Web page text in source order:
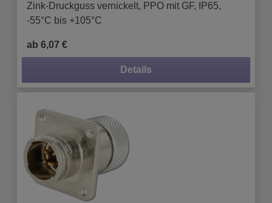
Zink-Druckguss vernickelt, PPO mit GF, IP65,
-55°C bis +105°C
ab 6,07 €
Details